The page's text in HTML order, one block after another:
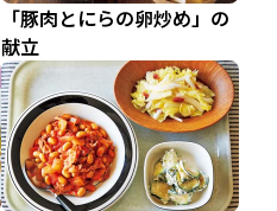
「豚肉とにらの卵炒め」の
献立